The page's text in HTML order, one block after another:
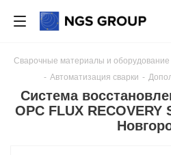
Сварочные материалы и оборудование
- Автоматизация сварки -
Система
OPC FLUX